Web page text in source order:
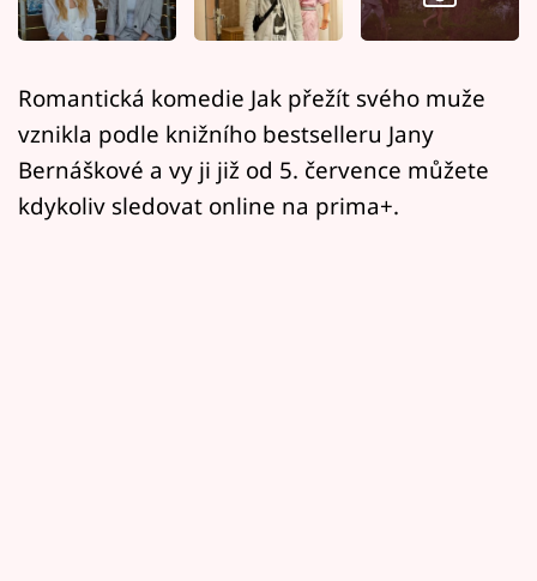
Sledujte nás
Romantická komedie Jak přežít svého muže
vznikla podle knižního bestselleru Jany
Bernáškové a vy ji již od 5. července můžete
kdykoliv sledovat online na prima+.